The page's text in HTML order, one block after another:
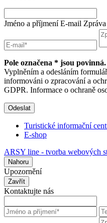
Jméno a příjmení E-mail Zpráva
Pole označena * jsou povinná.
Vyplněním a odesláním
informováni o zpracování a
GDPR. Informace o ochraně
Odeslat
Turistické informační
E-shop
ARSY line - tvorba webových
Nahoru
Upozornění
Zavřít
Kontaktujte nás